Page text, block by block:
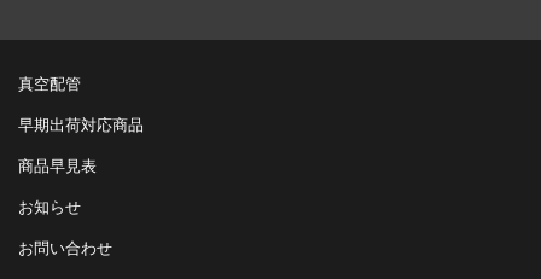
真空配管
早期出荷対応商品
商品早見表
お知らせ
お問い合わせ